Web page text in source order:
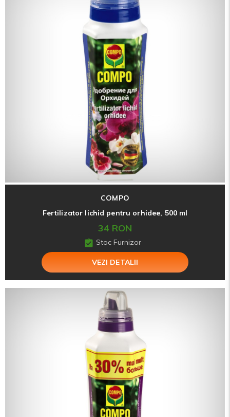
COMPO
Fertilizator lichid pentru orhidee, 500 ml
34 RON
Stoc Furnizor
VEZI DETALII